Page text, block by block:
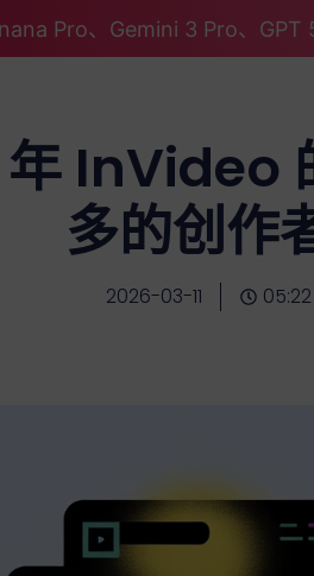
Pro、Gemini 3 Pro、GPT
InVideo
多的创作
2026-03-11 05:22